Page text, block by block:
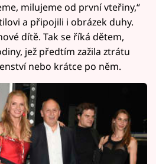
milujeme od první vteřiny,“
a připojili i obrázek duhy.
dítě. Tak se říká dětem,
jež předtím zažila ztrátu
nebo krátce po něm.